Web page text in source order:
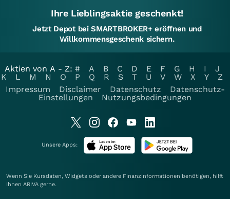
Ihre Lieblingsaktie geschenkt!
Jetzt Depot bei SMARTBROKER+ eröffnen und
Willkommensgeschenk sichern.
Aktien von A - Z: # A B C D E F G H I
J
K
L M N O P Q R S T U V W X Y
Z
Impressum
Disclaimer Datenschutz
Datenschutz-
Einstellungen
Nutzungsbedingungen
Unsere Apps:
Wenn Sie Kursdaten, Widgets oder andere Finanzinformationen benötigen, hilft
Ihnen ARIVA gerne.